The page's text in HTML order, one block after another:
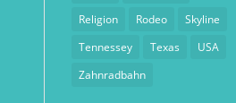
Religion
Rodeo
Skyline
Tennessey
Texas
USA
Zahnradbahn